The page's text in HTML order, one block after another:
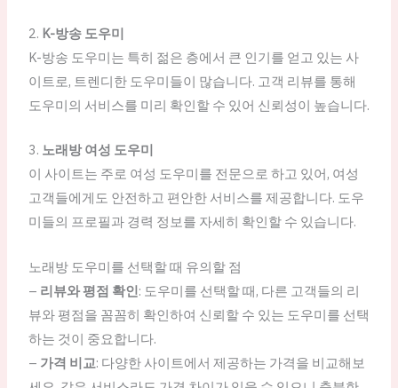
2. K-방송 도우미
K-방송 도우미는 특히 젊은 층에서 큰 인기를 얻고 있는 사
이트로, 트렌디한 도우미들이 많습니다. 고객 리뷰를 통해
도우미의 서비스를 미리 확인할 수 있어 신뢰성이 높습니다.
3. 노래방 여성 도우미
이 사이트는 주로 여성 도우미를 전문으로 하고 있어, 여성
고객들에게도 안전하고 편안한 서비스를 제공합니다. 도우
미들의 프로필과 경력 정보를 자세히 확인할 수 있습니다.
노래방 도우미를 선택할 때 유의할 점
– 리뷰와 평점 확인: 도우미를 선택할 때, 다른 고객들의 리
뷰와 평점을 꼼꼼히 확인하여 신뢰할 수 있는 도우미를 선택
하는 것이 중요합니다.
– 가격 비교: 다양한 사이트에서 제공하는 가격을 비교해보